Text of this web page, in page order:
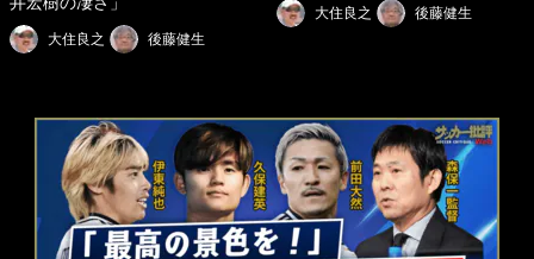
大住良之 後藤健生
大住良之 後藤健生